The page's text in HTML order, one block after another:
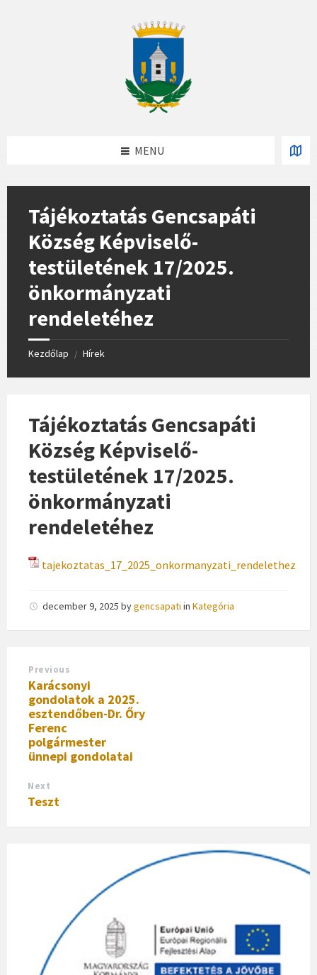
MENU
Tájékoztatás Gencsapáti
Község Képviselő-
testületének 17/2025.
önkormányzati
rendeletéhez
Kezdőlap / Hírek
Tájékoztatás Gencsapáti
Község Képviselő-
testületének 17/2025.
önkormányzati
rendeletéhez
tajekoztatas_17_2025_onkormanyzati_rendelethez
december 9, 2025 bygencsapati in Kategória
Previous
Karácsonyi
gondolatok a 2025.
esztendőben-Dr. Őry
Ferenc
polgármester
ünnepi gondolatai
Next
Teszt